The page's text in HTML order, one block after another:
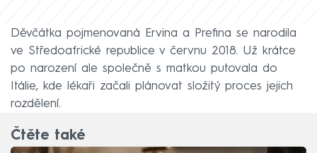
Děvčátka pojmenovaná Ervina a Prefina se narodila
ve Středoafrické republice v červnu 2018. Už krátce
po narození ale společně s matkou putovala do
Itálie, kde lékaři začali plánovat složitý proces jejich
rozdělení.
Čtěte také